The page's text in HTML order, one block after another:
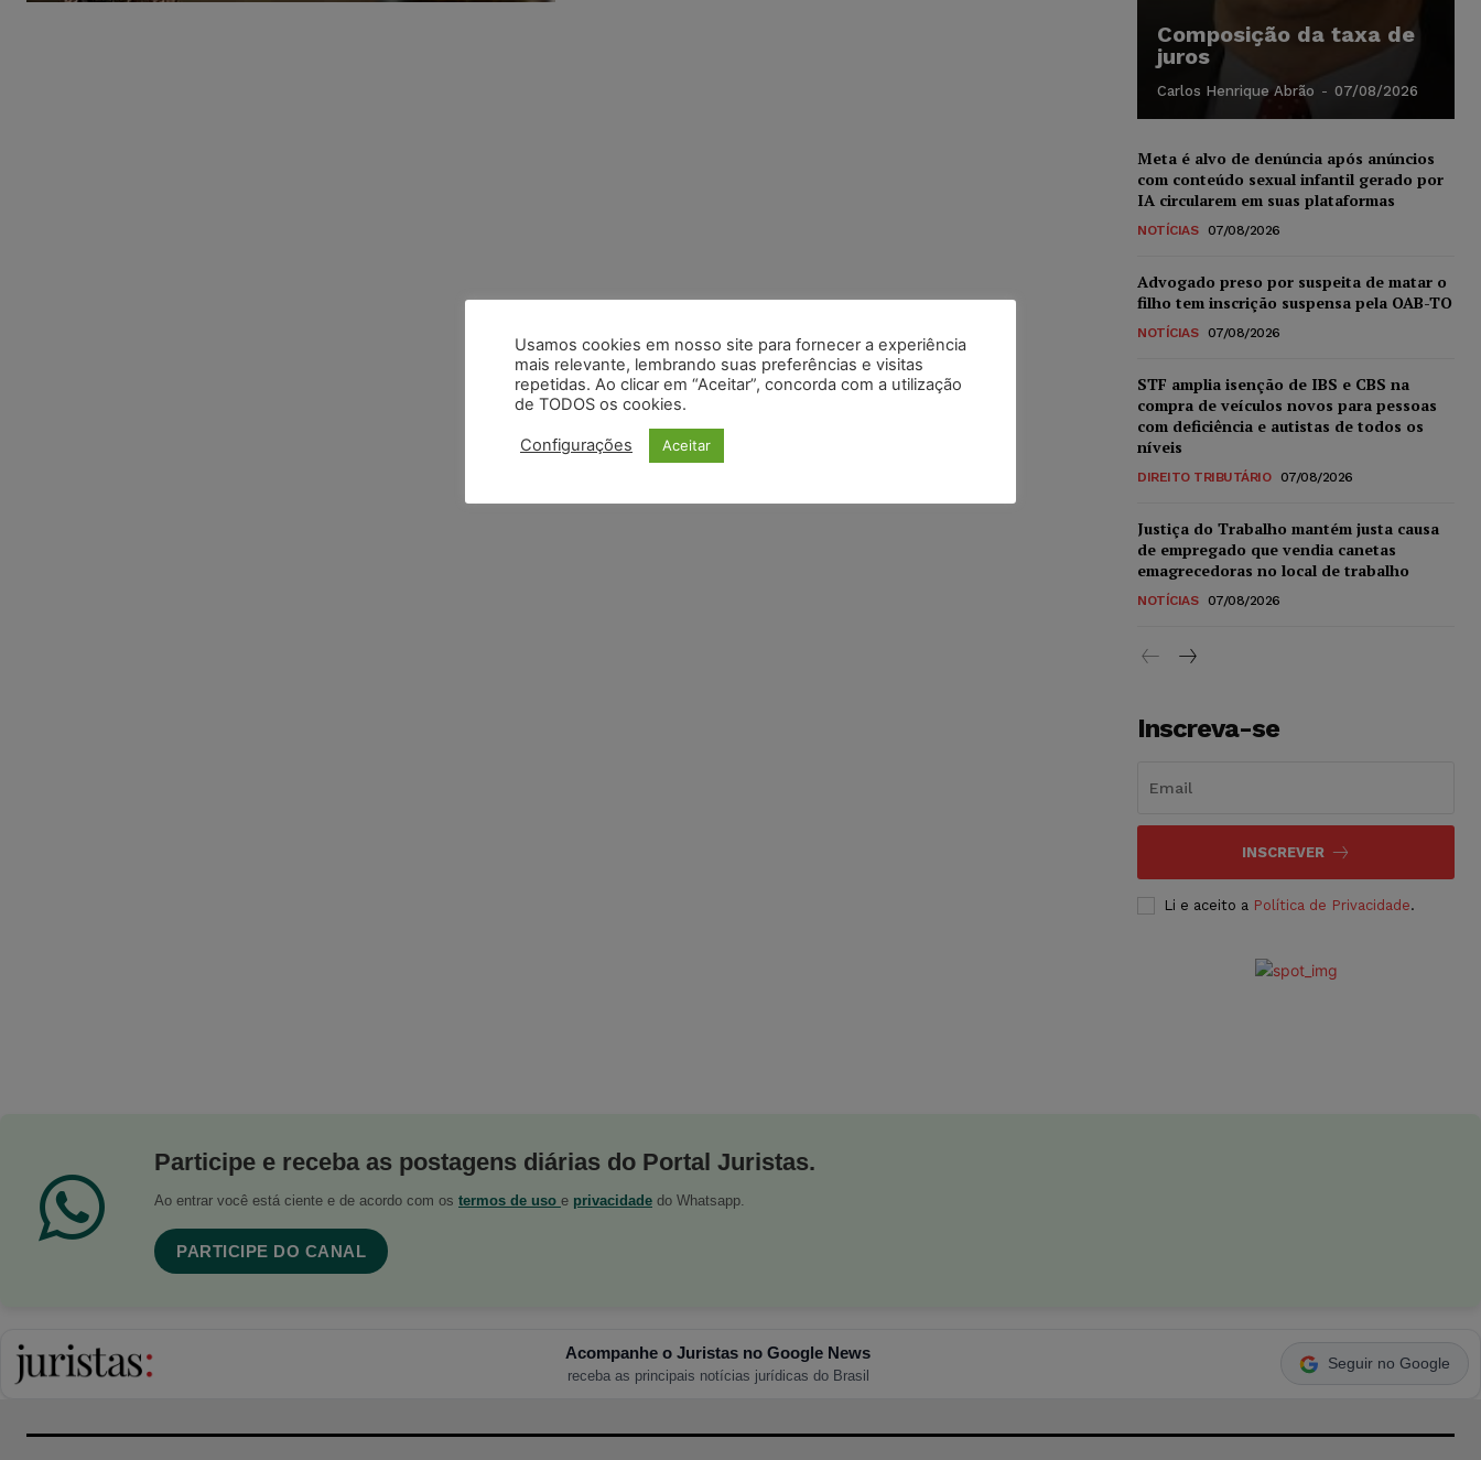
Composição da taxa de
juros
Carlos Henrique Abrão - 07/08/2026
Meta é alvo de denúncia após anúncios
com conteúdo sexual infantil gerado por
IA circularem em suas plataformas
NOTÍCIAS 07/08/2026
Advogado preso por suspeita de matar o
filho tem inscrição suspensa pela OAB-TO
NOTÍCIAS 07/08/2026
STF amplia isenção de IBS e CBS na
compra de veículos novos para pessoas
com deficiência e autistas de todos os
níveis
DIREITO TRIBUTÁRIO 07/08/2026
Justiça do Trabalho mantém justa causa
de empregado que vendia canetas
emagrecedoras no local de trabalho
NOTÍCIAS 07/08/2026
Inscreva-se
INSCREVER
Li e aceito a Política de Privacidade.
Participe e receba as postagens diárias do Portal Juristas.
Ao entrar você está ciente e de acordo com os termos de uso e privacidade do Whatsapp.
PARTICIPE DO CANAL
Acompanhe o Juristas no Google News
receba as principais notícias jurídicas do Brasil
Seguir no Google
Usamos cookies em nosso site para fornecer a experiência
mais relevante, lembrando suas preferências e visitas
repetidas. Ao clicar em “Aceitar”, concorda com a utilização
de TODOS os cookies.
Configurações Aceitar